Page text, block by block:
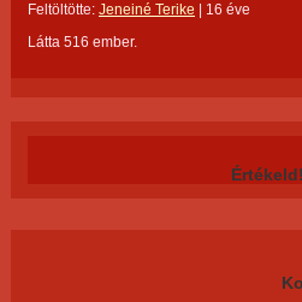
Feltöltötte: Jeneiné Terike
16 éve
Látta 516 ember.